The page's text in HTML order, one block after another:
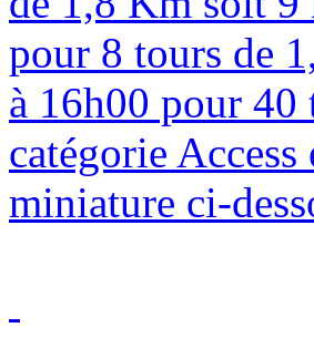
pour 8 tours de
à 16h00 pour 40
catégorie
miniature ci-